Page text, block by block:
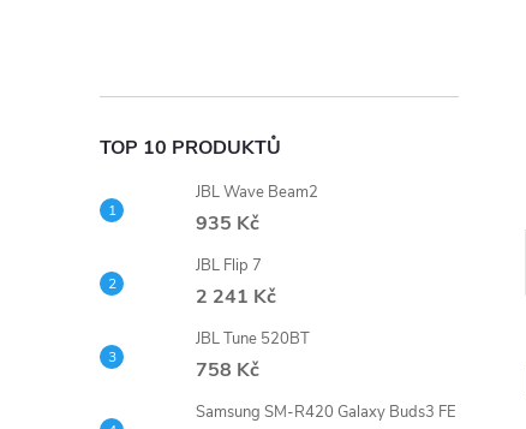
p
a
n
e
TOP 10 PRODUKTŮ
JBL Wave Beam2
935 Kč
JBL Flip 7
2 241 Kč
JBL Tune 520BT
758 Kč
Samsung SM-R420 Galaxy Buds3 FE